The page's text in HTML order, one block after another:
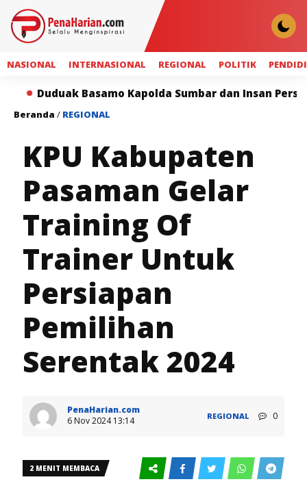
NASIONAL INTERNASIONAL REGIONAL POLITIK
Basamo Kapolda Sumbar dan Insan Pers
Beranda / REGIONAL
KPU Kabupaten
Pasaman Gelar
Training Of
Trainer Untuk
Persiapan
Pemilihan
Serentak 2024
PenaHarian.com
6 Nov 2024 13:14
REGIONAL 0
2 MENIT MEMBACA